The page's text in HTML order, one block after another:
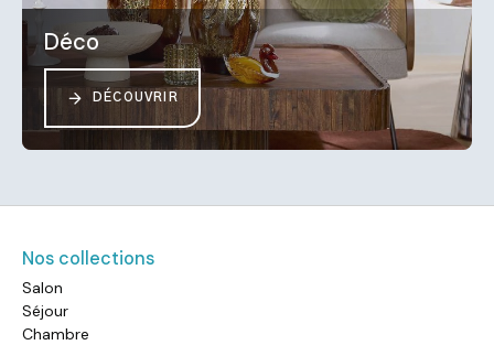
Déco
DÉCOUVRIR
Nos collections
Salon
Séjour
Chambre